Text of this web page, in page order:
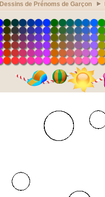
Dessins de Prénoms de Garçon